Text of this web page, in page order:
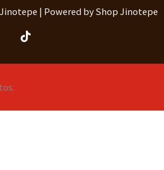
| Powered by Shop Jinotepe